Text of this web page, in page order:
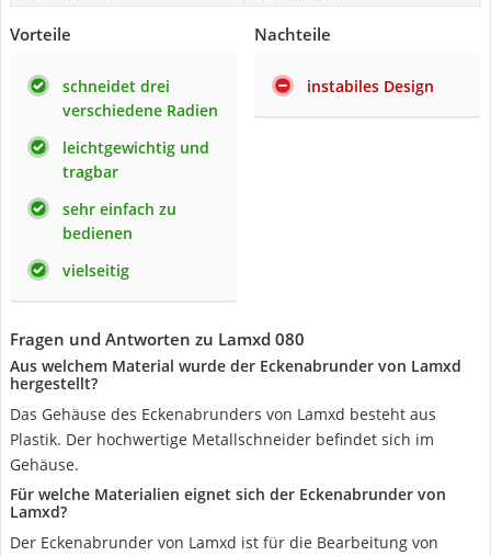
Vorteile
schneidet drei
verschiedene Radien
leichtgewichtig und
tragbar
sehr einfach zu
bedienen
vielseitig
Nachteile
instabiles Design
Fragen und Antworten zu Lamxd 080
Aus welchem Material wurde der Eckenabrunder von Lamxd
hergestellt?
Das Gehäuse des Eckenabrunders von Lamxd besteht aus
Plastik. Der hochwertige Metallschneider befindet sich im
Gehäuse.
Für welche Materialien eignet sich der Eckenabrunder von
Lamxd?
Der Eckenabrunder von Lamxd ist für die Bearbeitung von